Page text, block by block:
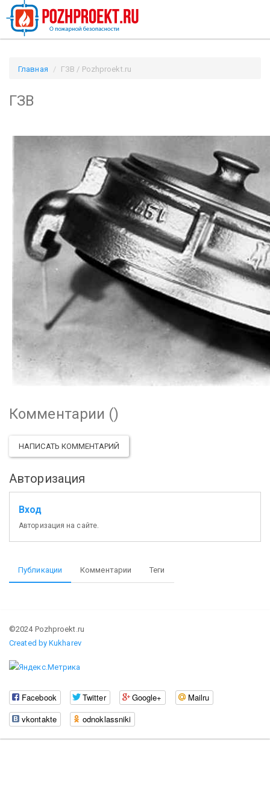
Главная ГЗВ / Pozhproekt.ru
ГЗВ
Комментарии ()
НАПИСАТЬ КОММЕНТАРИЙ
Авторизация
Вход
Авторизация на сайте.
Публикации Комментарии Теги
©2024 Pozhproekt.ru
Created by Kukharev
Facebook Twitter Google+
Mailru
vkontakte
odnoklassniki